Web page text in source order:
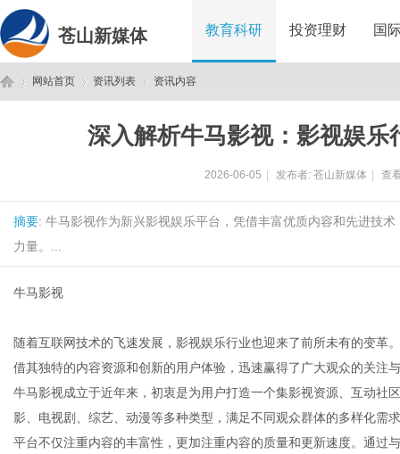
苍山新媒体 教育科研 投资理财 国
网站首页 资讯列表 资讯内容
深入解析牛马影视：影视娱
2026-06-05 发布者: 苍山新媒体 查
摘要: 牛马影视作为新兴影视娱乐平台，凭借丰富优质内容和先进技
力量。...
牛马影视
随着互联网技术的飞速发展，影视娱乐行业也迎来了前所未有的变革
借其独特的内容资源和创新的用户体验，迅速赢得了广大观众的关注
牛马影视成立于近年来，初衷是为用户打造一个集影视资源、互动社
影、电视剧、综艺、动漫等多种类型，满足不同观众群体的多样化需
平台不仅注重内容的丰富性，更加注重内容的质量和更新速度。通过